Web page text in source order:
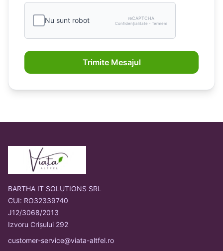
Nu sunt robot reCAPTCHA
Confidențialitate - Termeni
Trimite Mesajul
BARTHA IT SOLUTIONS SRL
CUI: RO32339740
J12/3068/2013
Izvoru Crișului 292
customer-service@viata-altfel.ro